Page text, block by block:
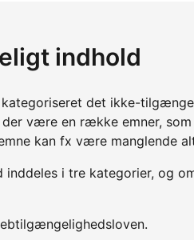
indhold
det ikke-
være en række emner,
kan fx være manglende
i tre kategorier, og